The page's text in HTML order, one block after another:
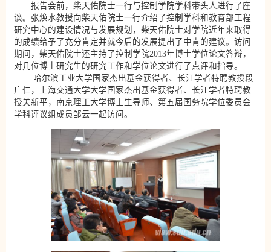
报告会前，柴天佑院士一行与控制学院学科带头人进行了座
谈。张焕水教授向柴天佑院士一行介绍了控制学科和教育部工程
研究中心的建设情况与发展规划，柴天佑院士对学院近年来取得
的成绩给予了充分肯定并就今后的发展提出了中肯的建议。访问
期间，柴天佑院士还主持了控制学院2013年博士学位论文答辩，
对几位博士研究生的研究工作和学位论文进行了点评和指导。
哈尔滨工业大学国家杰出基金获得者、长江学者特聘教授段
广仁，上海交通大学大学国家杰出基金获得者、长江学者特聘教
授关新平，南京理工大学博士生导师、第五届国务院学位委员会
学科评议组成员邹云一起访问。